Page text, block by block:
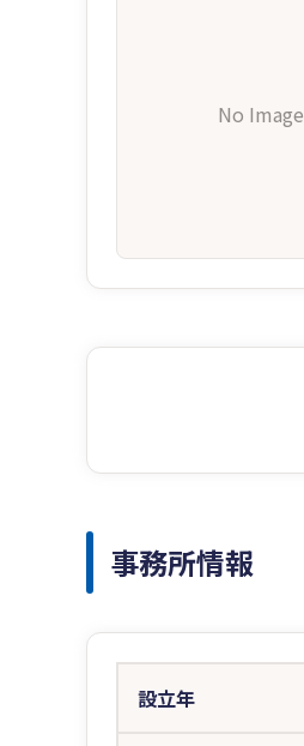
No Image
事務所情報
設立年